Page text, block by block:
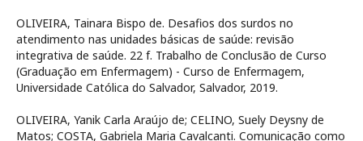
OLIVEIRA, Tainara Bispo de. Desafios dos surdos no
atendimento nas unidades básicas de saúde: revisão
integrativa de saúde. 22 f. Trabalho de Conclusão de Curso
(Graduação em Enfermagem) - Curso de Enfermagem,
Universidade Católica do Salvador, Salvador, 2019.
OLIVEIRA, Yanik Carla Araújo de; CELINO, Suely Deysny de
Matos; COSTA, Gabriela Maria Cavalcanti. Comunicação como